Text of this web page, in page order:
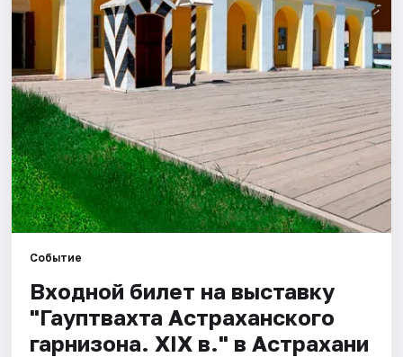
Артисты
Рейтинги
Событие
Входной билет на выставку
"Гауптвахта Астраханского
гарнизона. XIX в." в Астрахани